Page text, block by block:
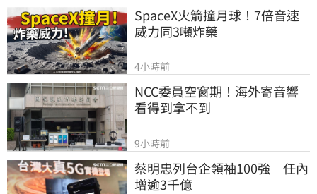
SpaceX火箭撞月球！7倍音速
威力同3噸炸藥
4小時前
NCC委員空窗期！海外寄音響
看得到拿不到
9小時前
蔡明忠列台企領袖100強　任內
增逾3千億